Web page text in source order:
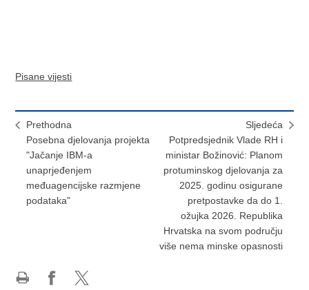
Pisane vijesti
Prethodna
Posebna djelovanja projekta
"Jačanje IBM-a
unaprjeđenjem
međuagencijske razmjene
podataka"
Sljedeća
Potpredsjednik Vlade RH i
ministar Božinović: Planom
protuminskog djelovanja za
2025. godinu osigurane
pretpostavke da do 1.
ožujka 2026. Republika
Hrvatska na svom području
više nema minske opasnosti